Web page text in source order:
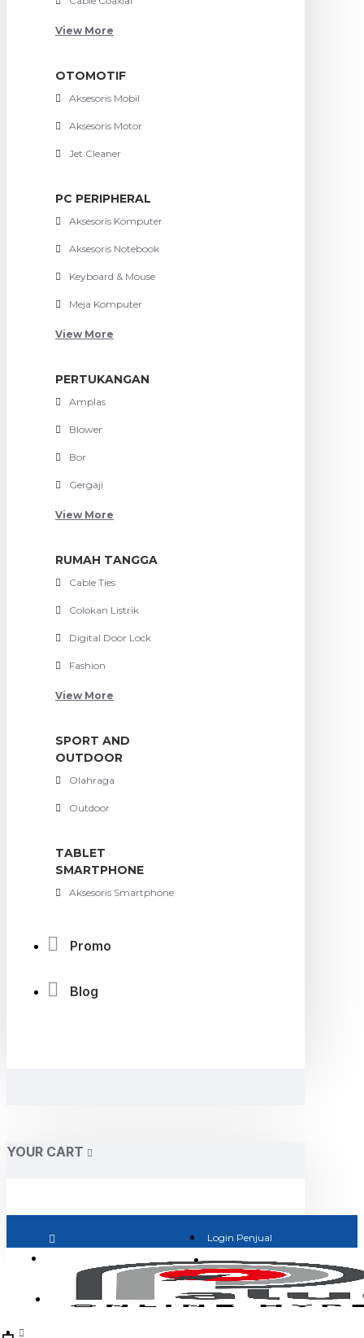
View More
OTOMOTIF
Aksesoris Mobil
Aksesoris Motor
Jet Cleaner
PC PERIPHERAL
Aksesoris Komputer
Aksesoris Notebook
Keyboard & Mouse
Meja Komputer
View More
PERTUKANGAN
Amplas
Blower
Bor
Gergaji
View More
RUMAH TANGGA
Cable Ties
Colokan Listrik
Digital Door Lock
Fashion
View More
SPORT AND
OUTDOOR
Olahraga
Outdoor
TABLET
SMARTPHONE
Aksesoris Smartphone
Promo
Blog
YOUR CART
Login Penjual
Jadi Penjual